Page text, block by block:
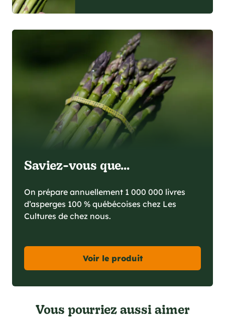
Saviez-vous que...
On prépare annuellement 1 000 000 livres
d’asperges 100 % québécoises chez Les
Cultures de chez nous.
Voir le produit
Vous pourriez aussi aimer